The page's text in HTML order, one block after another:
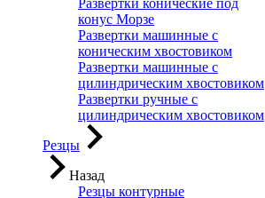
Развертки конические под
конус Морзе
Развертки машинные с
коническим хвостовиком
Развертки машинные с
цилиндрическим хвостовиком
Развертки ручные с
цилиндрическим хвостовиком
Резцы
Назад
Резцы контурные